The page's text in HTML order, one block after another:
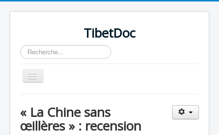
TibetDoc
Rechercher
Basculer
la
« La Chine sans
œillères » : recension